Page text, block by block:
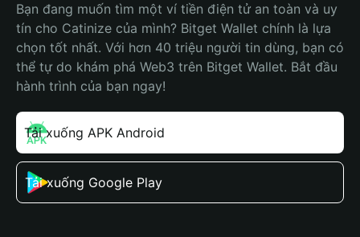
Bạn đang muốn tìm một ví tiền điện tử an toàn và uy
tín cho Catinize của mình? Bitget Wallet chính là lựa
chọn tốt nhất. Với hơn 40 triệu người tin dùng, bạn có
thể tự do khám phá Web3 trên Bitget Wallet. Bắt đầu
hành trình của bạn ngay!
Tải xuống APK Android
Tải xuống Google Play